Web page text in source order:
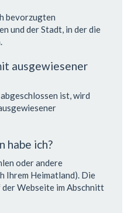
bevorzugten
und der Stadt, in der die
ausgewiesener
ist, wird
habe ich?
oder andere
Ihrem Heimatland). Die
Webseite im Abschnitt